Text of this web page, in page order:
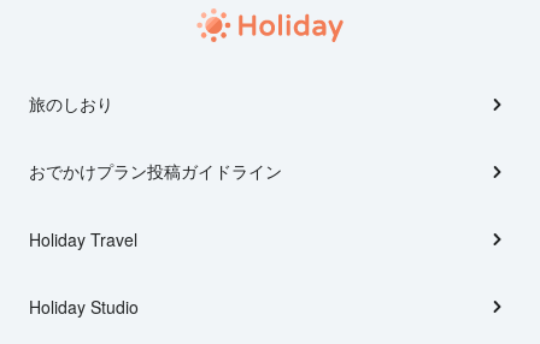
旅のしおり
おでかけプラン投稿ガイドライン
Holiday Travel
Holiday Studio